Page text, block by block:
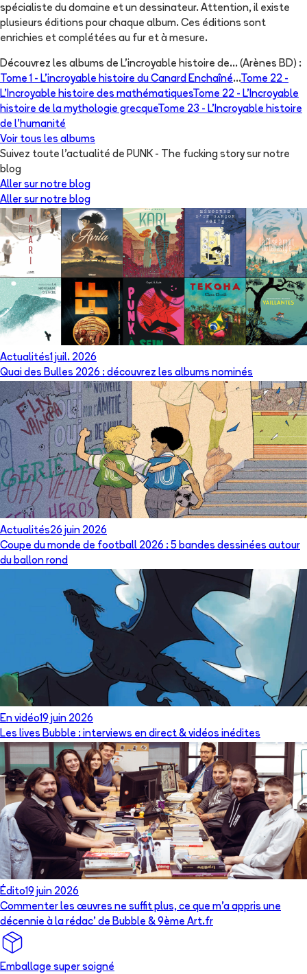
spécialiste du domaine et un dessinateur. Attention, il existe
plusieurs éditions pour chaque album. Ces éditions sont
enrichies et complétées au fur et à mesure.
Découvrez les albums de L'incroyable histoire de... (Arènes BD) :
Tome 1 - L'incroyable histoire du Canard Enchaîné...Tome 22 -
L'Incroyable histoire des mathématiquesTome 22 - L'Incroyable
histoire de la mythologie grecqueTome 23 - L'Incroyable histoire
de l'humanité
Voir tous les albums
Suivez toute l'actualité de PUNK - The fucking story sur notre
blog
Aller sur notre blog
Aller sur notre blog
Actualités1 juil. 2026
Quai des Bulles 2026 : découvrez les albums nominés
Actualités26 juin 2026
Coupe du monde de football 2026 : 5 bandes dessinées autour
du ballon rond
En vidéo19 juin 2026
Les lives Bubble : interviews en direct & vidéos inédites
Édito19 juin 2026
Commenter les œuvres ne suffit plus, ce que m’a appris une
décennie à la rédac’ de Bubble & 9ème Art.fr
Emballage super soigné